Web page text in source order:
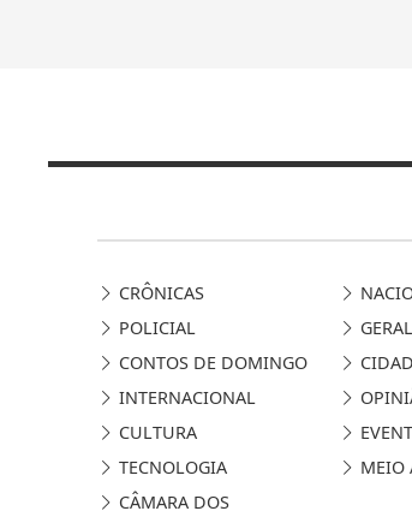
CRÔNICAS
POLICIAL
GERAL
CONTOS DE DOMINGO
INTERNACIONAL
CULTURA
TECNOLOGIA
MEIO
CÂMARA DOS